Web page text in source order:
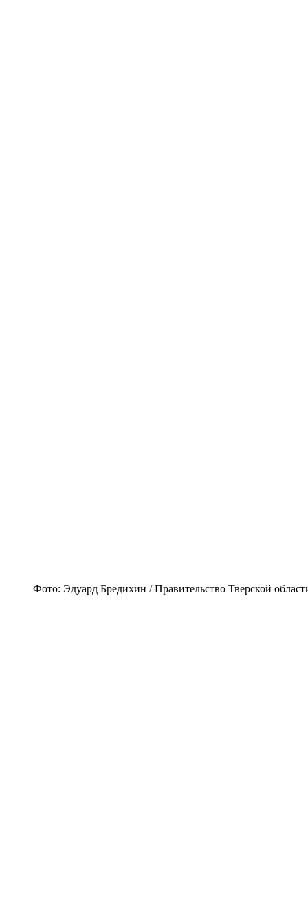
Фото: Эдуард Бредихин / Правительство Тверской